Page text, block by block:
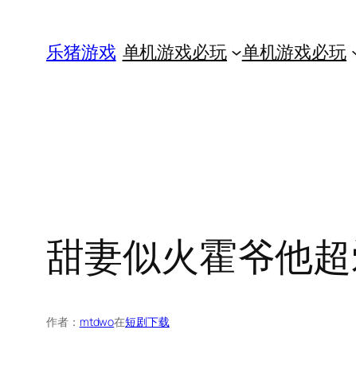
乐猪游戏 单机游戏必玩 单机游戏必玩
甜妻似火霍爷他
作者： mtdwo在短剧下载